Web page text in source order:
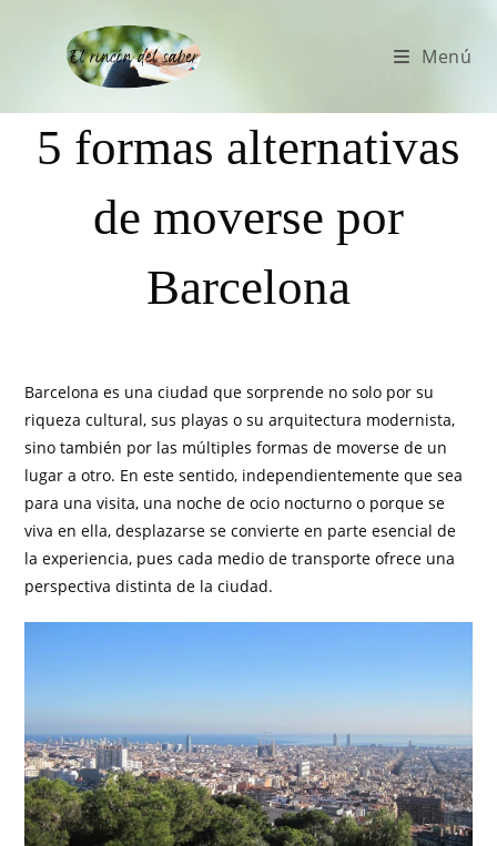
Menú
5 formas alternativas
de moverse por
Barcelona
Barcelona es una ciudad que sorprende no solo por su
riqueza cultural, sus playas o su arquitectura modernista,
sino también por las múltiples formas de moverse de un
lugar a otro. En este sentido, independientemente que sea
para una visita, una noche de ocio nocturno o porque se
viva en ella, desplazarse se convierte en parte esencial de
la experiencia, pues cada medio de transporte ofrece una
perspectiva distinta de la ciudad.